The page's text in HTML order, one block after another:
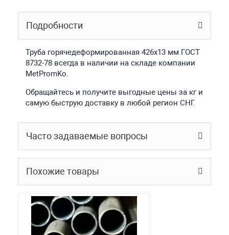
Подробности
Труба горячедеформированная 426х13 мм ГОСТ
8732-78 всегда в наличии на складе компании
MetPromKo.
Обращайтесь и получите выгодные цены за кг и
самую быструю доставку в любой регион СНГ.
Часто задаваемые вопросы
Похожие товары